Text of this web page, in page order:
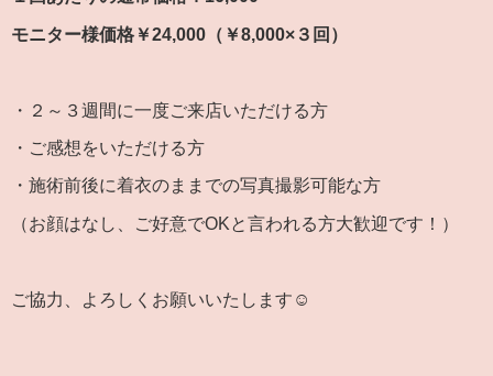
モニター様価格￥24,000（￥8,000×３回）
・２～３週間に一度ご来店いただける方
・ご感想をいただける方
・施術前後に着衣のままでの写真撮影可能な方
（お顔はなし、ご好意でOKと言われる方大歓迎です！）
ご協力、よろしくお願いいたします☺